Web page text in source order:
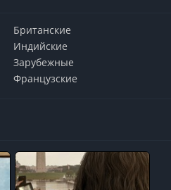
Британские
Индийские
Зарубежные
Французские